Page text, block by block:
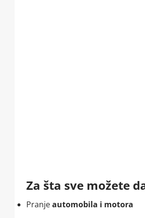
Za šta sve možete
Pranjeautomobila i motora